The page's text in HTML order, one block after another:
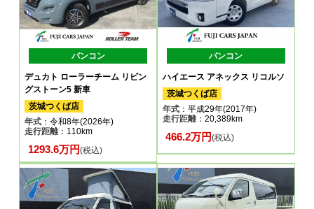
バンコン
デュカト ローラーチーム リビン
グストーン5 新車
茨城つくば店
年式 ：令和8年(2026年)
走行距離：110km
1293.6万円(税込)
バンコン
ハイエース アネックス リコルソ
茨城つくば店
年式：平成29年(2017年)
走行距離：20,389km
466.2万円(税込)